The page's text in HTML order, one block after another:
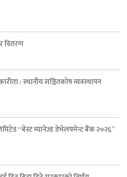
वितरण
: स्थानीय सञ्चितकोष व्यवस्थापन
“बेस्ट म्यानेज्ड डेभेलपमेन्ट बैंक २०२६”